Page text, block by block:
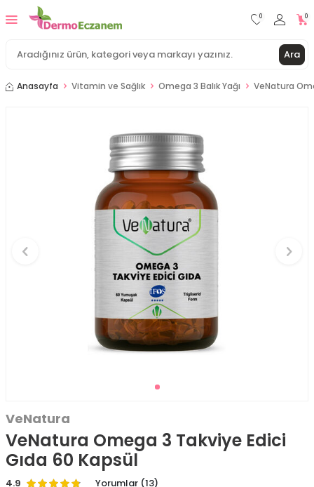
Ara
0 0
Anasayfa Vitamin ve Sağlık Omega 3 Balık Yağı VeNatura
VeNatura
VeNatura Omega 3 Takviye Edici
Gıda 60 Kapsül
4.9
Yorumlar (13)